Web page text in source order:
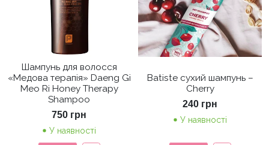
Шампунь для волосся
«Медова терапія» Daeng Gi
Meo Ri Honey Therapy
Shampoo
750 грн
У наявності
Batiste сухий шампунь –
Cherry
240 грн
У наявності